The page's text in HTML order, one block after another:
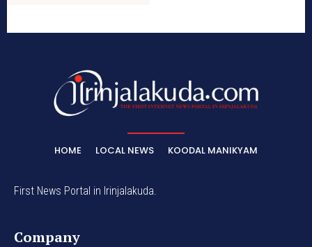
HOME LOCAL NEWS KOODAL MANIKYAM
First News Portal in Irinjalakuda.
Company